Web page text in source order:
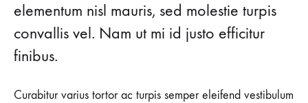
elementum nisl mauris, sed molestie turpis
convallis vel. Nam ut mi id justo efficitur
finibus.
Curabitur varius tortor ac turpis semper eleifend vestibulum